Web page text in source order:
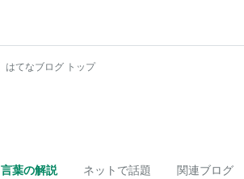
はてなブログ トップ
言葉の解説 ネットで話題 関連ブログ